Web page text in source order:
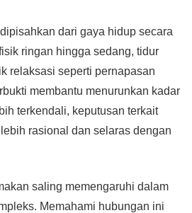
dari gaya hidup secara
ringan hingga sedang, tidur
relaksasi seperti pernapasan
membantu menurunkan kadar
terkendali, keputusan terkait
rasional dan selaras dengan
saling memengaruhi dalam
Memahami hubungan ini